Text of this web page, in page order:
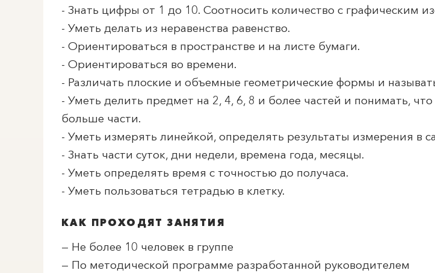
- Знать цифры от 1 до 10. Соотносить количество с графическим
- Уметь делать из неравенства равенство.
- Ориентироваться в пространстве и на листе бумаги.
- Ориентироваться во времени.
- Различать плоские и объемные геометрические формы и
- Уметь делить предмет на 2, 4, 6, 8 и более частей и понимать,
больше части.
- Уметь измерять линейкой, определять результаты измерения в
- Знать части суток, дни недели, времена года, месяцы.
- Уметь определять время с точностью до получаса.
- Уметь пользоваться тетрадью в клетку.
КАК ПРОХОДЯТ ЗАНЯТИЯ
— Не более 10 человек в группе
— По методической программе разработанной руководителем